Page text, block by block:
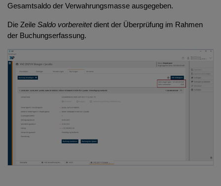
Gesamtsaldo der Verwahrungsmasse ausgegeben.
Die Zeile Saldo vorbereitetdient der Überprüfung im Rahmen
der Buchungserfassung.